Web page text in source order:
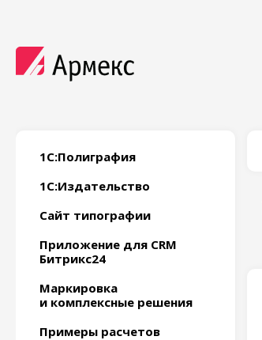
1С:Полиграфия
1С:Издательство
Сайт типографии
Приложение для CRM
Битрикс24
Маркировка
и комплексные решения
Примеры расчетов